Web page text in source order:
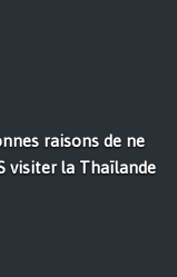
raisons de ne
visiter la Thaïlande